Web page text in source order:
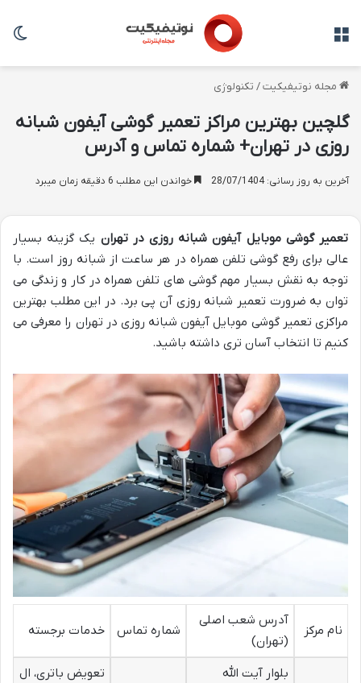
مجله نوتیفیکیت/ تکنولوژی
گلچین بهترین مراکز تعمیر گوشی آیفون شبانه
روزی در تهران+ شماره تماس و آدرس
آخرین به روز رسانی: 28/07/1404 خواندن این مطلب 6 دقیقه زمان میبرد
تعمیر گوشی موبایل آیفون شبانه روزی در تهران یک گزینه بسیار
عالی برای رفع گوشی تلفن همراه در هر ساعت از شبانه روز است. با
توجه به نقش بسیار مهم گوشی های تلفن همراه در کار و زندگی می
توان به ضرورت تعمیر شبانه روزی آن پی برد. در این مطلب بهترین
مراکزی تعمیر گوشی موبایل آیفون شبانه روزی در تهران را معرفی می
کنیم تا انتخاب آسان تری داشته باشید.
نام مرکز
آدرس شعب اصلی
(تهران)
شماره تماس خدمات برجسته
بلوار آیت الله
تعویض باتری، ال